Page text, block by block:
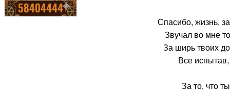
Спасибо, жизнь,
Звучал во мне
За ширь твоих
Все
За то, что